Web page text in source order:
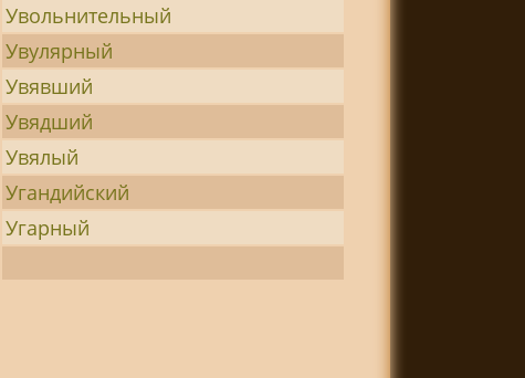
Увольнительный
Увулярный
Увявший
Увядший
Увялый
Угандийский
Угарный